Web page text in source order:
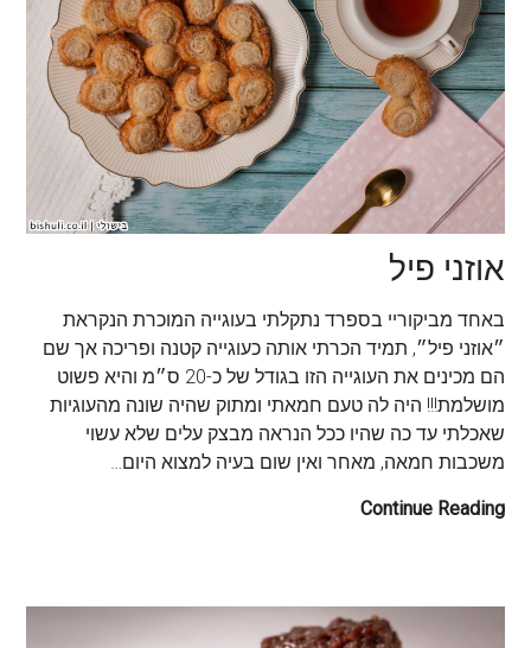
אוזני פיל
באחד מביקוריי בספרד נתקלתי בעוגייה המוכרת הנקראת
״אוזני פיל״, תמיד הכרתי אותה כעוגייה קטנה ופריכה אך שם
הם מכינים את העוגייה הזו בגודל של כ-20 ס״מ והיא פשוט
מושלמת!!! היה לה טעם חמאתי ומתוק שהיה שונה מהעוגיות
שאכלתי עד כה שהיו ככל הנראה מבצק עלים שלא עשוי
משכבות חמאה, מאחר ואין שום בעיה למצוא היום…
Continue Reading